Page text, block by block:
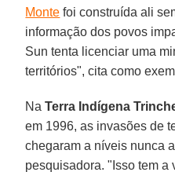
Monte foi construída ali
informação dos povos
Sun tenta licenciar uma
territórios", cita como
NaTerra Indígena
em 1996, as invasões de
chegaram a níveis nunca
pesquisadora. "Isso tem a